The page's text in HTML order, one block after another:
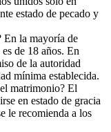
estado de pecado y
En la mayoría de
de 18 años. En
de la autoridad
mínima establecida.
matrimonio? El
en estado de gracia
le recomienda a los